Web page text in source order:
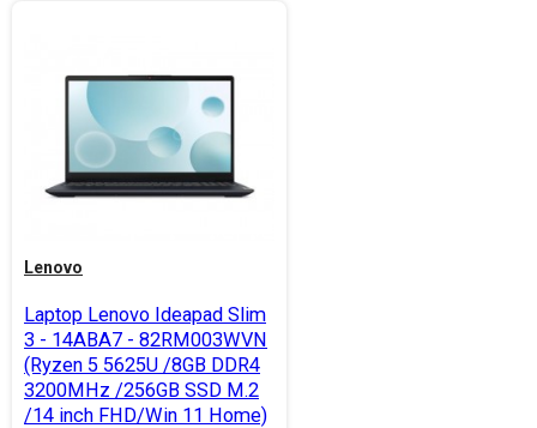
Lenovo
Laptop Lenovo Ideapad Slim
3 - 14ABA7 - 82RM003WVN
(Ryzen 5 5625U /8GB DDR4
3200MHz /256GB SSD M.2
/14 inch FHD/Win 11 Home)